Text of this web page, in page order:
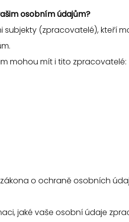
osobním údajům?
subjekty (zpracovatelé), kteří
mohou mít i tito zpracovatelé:
o ochraně osobních
jaké vaše osobní údaje